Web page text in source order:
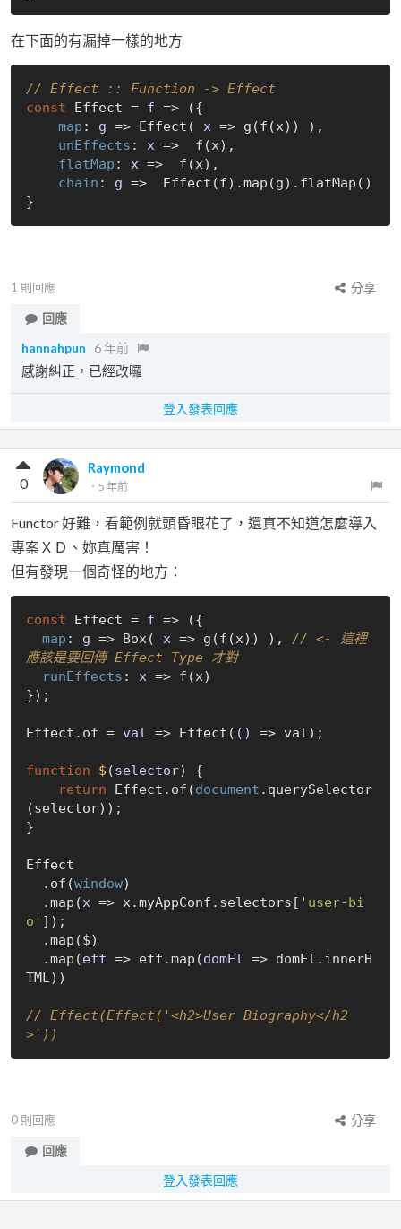
在下面的有漏掉一樣的地方
// Effect :: Function -> Effect
const Effect = f => ({
map : g => Effect( x => g(f(x)) ),
unEffects : x =>
  f(x),
flatMap : x =>
  f(x),
chain : g =>
  Effect(f).map(g).flatMap()
1 則回應
分享
回應
hannahpun
6 年前
感謝糾正，已經改囉
登入發表回應
Raymond
． 5 年前
0
Functor 好難，看範例就頭昏眼花了，還真不知道怎麼導入
專案ＸＤ、妳真厲害！
但有發現一個奇怪的地方：
const Effect = f => ({
map : g => Box( x => g(f(x)) ), // <- 這裡
應該是要回傳 Effect Type 才對
runEffects : x => f(x)
});
Effect.of = val => Effect( () => val);
function $ (selector) {
return Effect.of(document .querySelector
(selector));
}
Effect
  .of(
window)
  .map(
x => x.myAppConf.selectors[ 'user-bi
o' ]);
  .map(
eff => eff.map(domEl => domEl.innerH
TML))
// Effect(Effect('<h2>User Biography</h2
>'))
0 則回應
分享
回應
登入發表回應